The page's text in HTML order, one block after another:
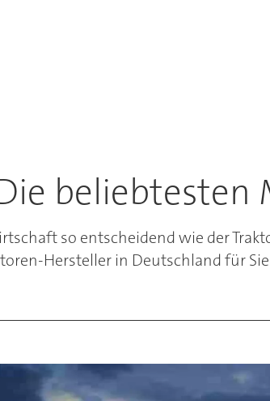
beliebtesten
so entscheidend wie der
Hersteller in Deutschland für